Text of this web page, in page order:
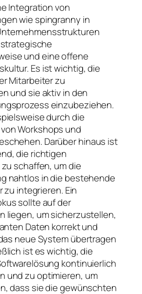
Integration von
wie spingranny in
und eine offene
Es ist wichtig, die
Mitarbeiter zu
und sie aktiv in den
einzubeziehen.
durch die
Workshops und
Darüber hinaus ist
die richtigen
schaffen, um die
nahtlos in die bestehende
zu integrieren. Ein
sollte auf der
liegen, um sicherzustellen,
Daten korrekt und
neue System übertragen
ist es wichtig, die
kontinuierlich
und zu optimieren, um
dass sie die gewünschten